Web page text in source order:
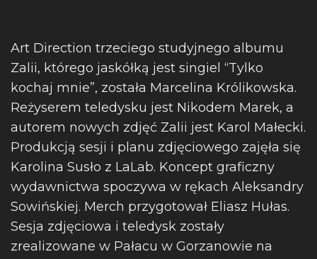
Art Direction trzeciego studyjnego albumu
Zalii, którego jaskółką jest singiel “Tylko
kochaj mnie”, została Marcelina Królikowska.
Reżyserem teledysku jest Nikodem Marek, a
autorem nowych zdjęć Zalii jest Karol Małecki.
Produkcją sesji i planu zdjęciowego zajęła się
Karolina Susło z LaLab. Koncept graficzny
wydawnictwa spoczywa w rękach Aleksandry
Sowińskiej. Merch przygotował Eliasz Hułas.
Sesja zdjęciowa i teledysk zostały
zrealizowane w Pałacu w Gorzanowie na